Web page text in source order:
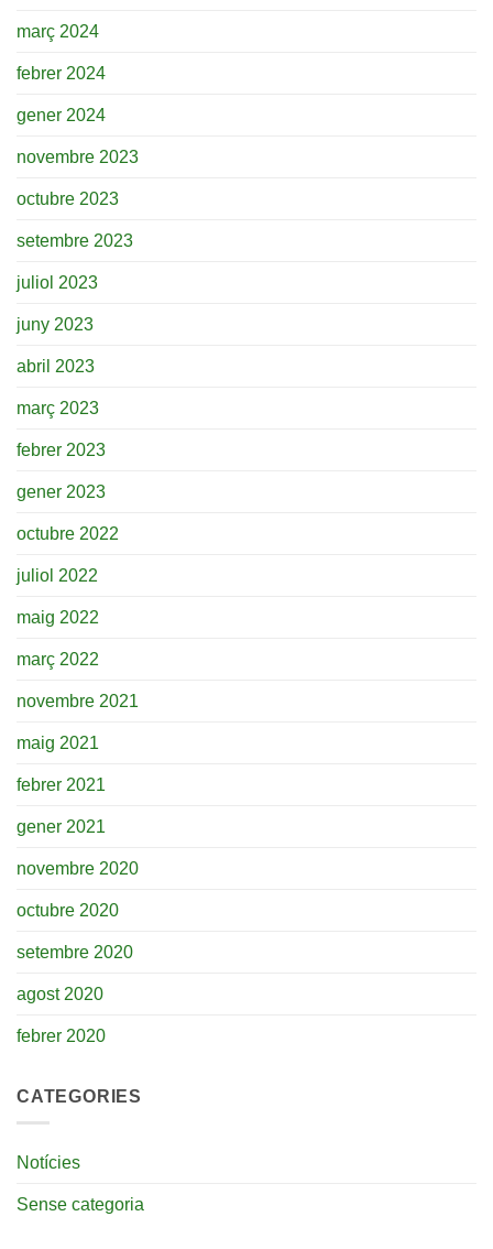
març 2024
febrer 2024
gener 2024
novembre 2023
octubre 2023
setembre 2023
juliol 2023
juny 2023
abril 2023
març 2023
febrer 2023
gener 2023
octubre 2022
juliol 2022
maig 2022
març 2022
novembre 2021
maig 2021
febrer 2021
gener 2021
novembre 2020
octubre 2020
setembre 2020
agost 2020
febrer 2020
CATEGORIES
Notícies
Sense categoria